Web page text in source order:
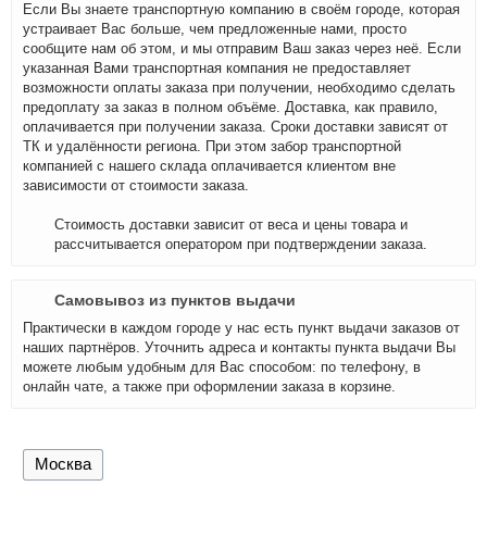
Если Вы знаете транспортную компанию в своём городе, которая
устраивает Вас больше, чем предложенные нами, просто
сообщите нам об этом, и мы отправим Ваш заказ через неё. Если
указанная Вами транспортная компания не предоставляет
возможности оплаты заказа при получении, необходимо сделать
предоплату за заказ в полном объёме. Доставка, как правило,
оплачивается при получении заказа. Сроки доставки зависят от
ТК и удалённости региона. При этом забор транспортной
компанией с нашего склада оплачивается клиентом вне
зависимости от стоимости заказа.
Стоимость доставки зависит от веса и цены товара и
рассчитывается оператором при подтверждении заказа.
Самовывоз из пунктов выдачи
Практически в каждом городе у нас есть пункт выдачи заказов от
наших партнёров. Уточнить адреса и контакты пункта выдачи Вы
можете любым удобным для Вас способом: по телефону, в
онлайн чате, а также при оформлении заказа в корзине.
Москва